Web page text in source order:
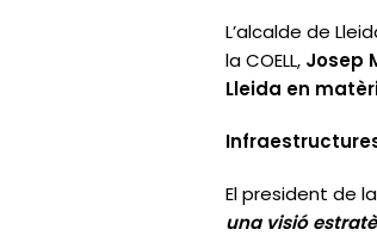
L’alcalde de
la COELL, Josep
Lleida en
El president de
una visió